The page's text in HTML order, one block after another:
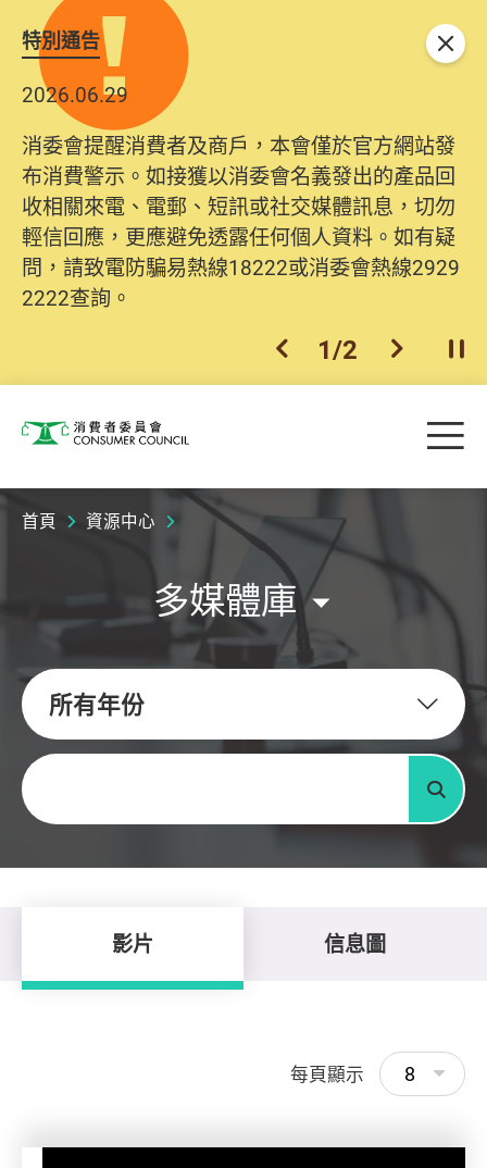
特別通告
2026.06.29
消委會提醒消費者及商戶，本會僅於官方網站發
布消費警示。如接獲以消委會名義發出的產品回
收相關來電、電郵、短訊或社交媒體訊息，切勿
輕信回應，更應避免透露任何個人資料。如有疑
問，請致電防騙易熱線18222或消委會熱線2929
2222查詢。
2025.10.31
為提升使用者體驗及網絡安全，本會的投訴處理
系統已經進行升級及推出新功能。由2025年11月
10日起，消費者需要提供基本聯絡資料（包括姓
名、電郵及電話）註冊帳戶，才可提交投訴、查
詢及建議。所有提交紀錄將清晰整合於帳戶中，
方便日後作出跟進。
上一個
2/2 下一個開
關閉
消費者委員會 目
首頁 資源中心
多媒體庫
所有年份
關鍵字
搜尋
影片 信息圖
每頁顯示 8